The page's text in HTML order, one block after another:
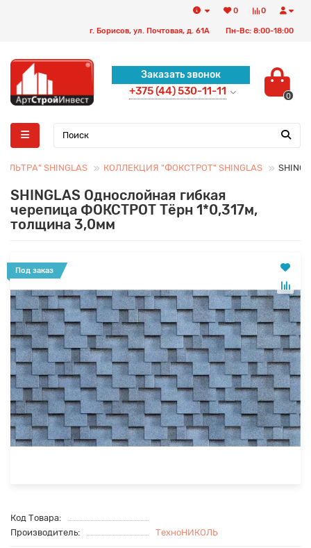
0
0
г. Борисов, ул. Почтовая, д. 61А Пн-Вс: 8:00-18:00
Заказать звонок
+375 (44) 530-11-11 0
SHINGLAS КОЛЛЕКЦИЯ "ФОКСТРОТ" SHINGLAS
SHINGLAS Однослойная гибкая
черепица ФОКСТРОТ Тёрн 1*0,317м,
толщина 3,0мм
Под заказ
Код Товара:
Производитель:
ТехноНИКОЛЬ